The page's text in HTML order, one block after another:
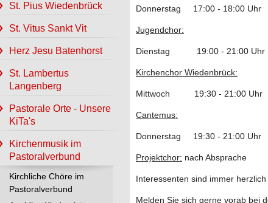
St. Pius Wiedenbrück
St. Vitus Sankt Vit
Herz Jesu Batenhorst
St. Lambertus
Langenberg
Pastorale Orte - Unsere
KiTa's
Kirchenmusik im
Pastoralverbund
Kirchliche Chöre im
Pastoralverbund
Donnerstag 17:00 - 18:00 Uhr
Jugendchor:
Dienstag 19:00 - 21:00 Uhr
Kirchenchor Wiedenbrück:
Mittwoch 19:30 - 21:00 Uhr
Cantemus:
Donnerstag 19:30 - 21:00 Uhr
Projektchor: nach Absprache
Interessenten sind immer herzlich
Melden Sie sich gerne vorab bei